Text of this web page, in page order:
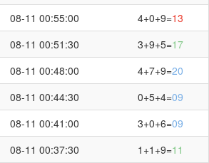
08-11 00:55:00 4+0+9=13
08-11 00:51:30 3+9+5=17
08-11 00:48:00 4+7+9=20
08-11 00:44:30 0+5+4=09
08-11 00:41:00 3+0+6=09
08-11 00:37:30 1+1+9=11
3467976开奖结果